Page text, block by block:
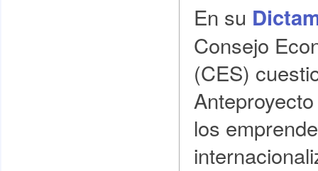
En su
Consejo
(CES)
los